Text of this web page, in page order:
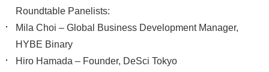
Roundtable Panelists:
Mila Choi – Global Business Development Manager,
HYBE Binary
Hiro Hamada – Founder, DeSci Tokyo